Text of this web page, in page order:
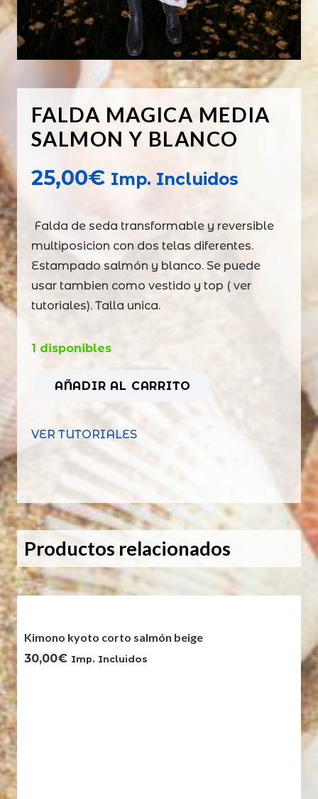
FALDA MAGICA MEDIA
SALMON Y BLANCO
25,00€ Imp. Incluidos
​ Falda de seda transformable y reversible
multiposicion con dos telas diferentes.
Estampado salmón y blanco. Se puede
usar tambien como vestido y top ( ver
tutoriales). Talla unica.
1 disponibles
media
cantidad
AÑADIR AL CARRITO
VER TUTORIALES
Productos relacionados
Kimono kyoto corto salmón beige
30,00€ Imp. Incluidos